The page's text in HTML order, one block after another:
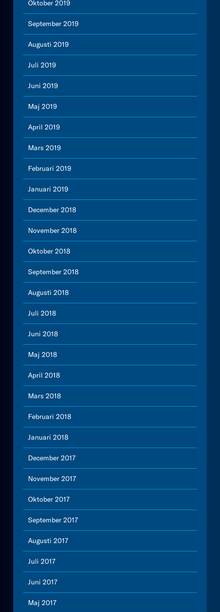
Oktober 2019
September 2019
Augusti 2019
Juli 2019
Juni 2019
Maj 2019
April 2019
Mars 2019
Februari 2019
Januari 2019
December 2018
November 2018
Oktober 2018
September 2018
Augusti 2018
Juli 2018
Juni 2018
Maj 2018
April 2018
Mars 2018
Februari 2018
Januari 2018
December 2017
November 2017
Oktober 2017
September 2017
Augusti 2017
Juli 2017
Juni 2017
Maj 2017